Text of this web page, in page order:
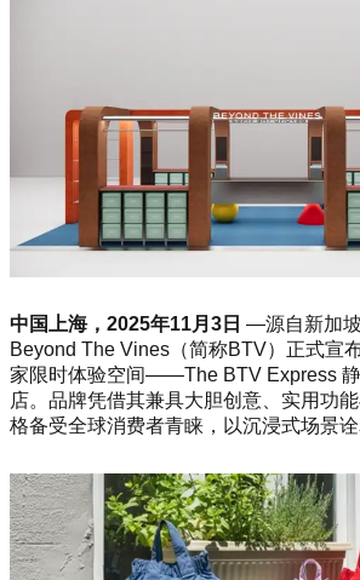
中国上海，2025年11月3日 —源自新加
Beyond The Vines（简称BTV）正式宣
家限时体验空间——The BTV Express
店。品牌凭借其兼具大胆创意、实用功
格备受全球消费者青睐，以沉浸式场景诠